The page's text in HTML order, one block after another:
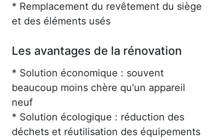
* Remplacement du revêtement du siège
et des éléments usés
Les avantages de la rénovation
* Solution économique : souvent
beaucoup moins chère qu'un appareil
neuf
* Solution écologique : réduction des
déchets et réutilisation des équipements